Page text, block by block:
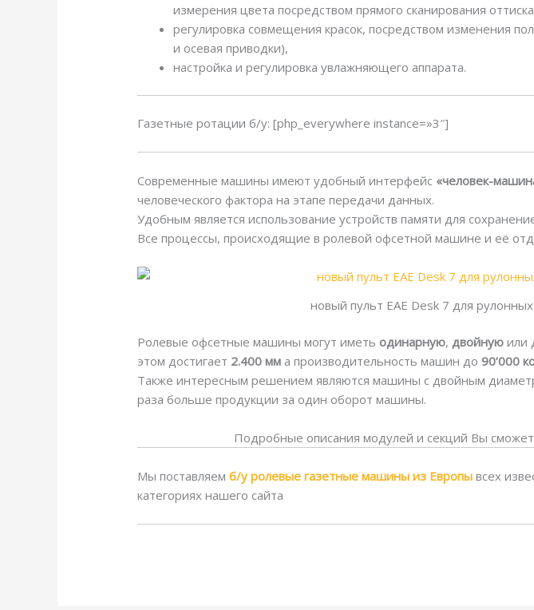
измерения цвета посредством прямого сканирования
регулировка совмещения красок, посредством изменения
и осевая приводки),
настройка и регулировка увлажняющего аппарата.
Газетные ротации б/у: [php_everywhere instance=»3″]
Современные машины имеют удобный интерфейс «человек-
человеческого фактора на этапе передачи данных.
Удобным является использование устройств памяти для
Все процессы, происходящие в ролевой офсетной машине и её
новый пульт EAE Desk 7 для
Ролевые офсетные машины могут иметьодинарную,двойную или
этом достигает 2.400 мм а производительность машин до 90’000
Также интересным решением являются машины с двойным
раза больше продукции за один оборот машины.
Подробные описания модулей и секций Вы
Мы поставляемб/у ролевые газетные машины из Европы всех
категориях нашего сайта